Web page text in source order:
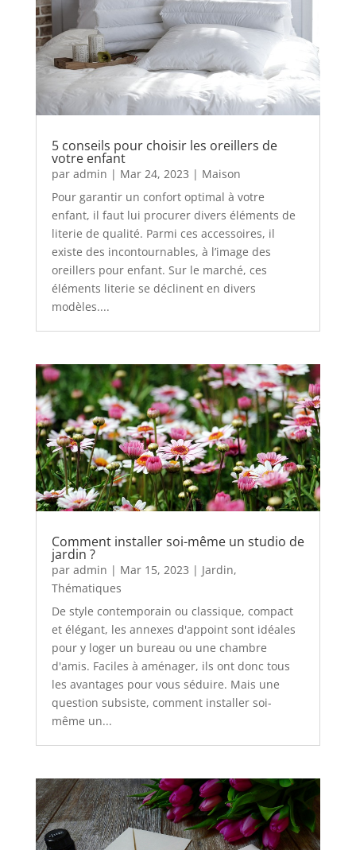
5 conseils pour choisir les oreillers de
votre enfant
par admin | Mar 24, 2023 | Maison
Pour garantir un confort optimal à votre
enfant, il faut lui procurer divers éléments de
literie de qualité. Parmi ces accessoires, il
existe des incontournables, à l’image des
oreillers pour enfant. Sur le marché, ces
éléments literie se déclinent en divers
modèles....
Comment installer soi-même un studio de
jardin ?
par admin | Mar 15, 2023 | Jardin,
Thématiques
De style contemporain ou classique, compact
et élégant, les annexes d'appoint sont idéales
pour y loger un bureau ou une chambre
d'amis. Faciles à aménager, ils ont donc tous
les avantages pour vous séduire. Mais une
question subsiste, comment installer soi-
même un...